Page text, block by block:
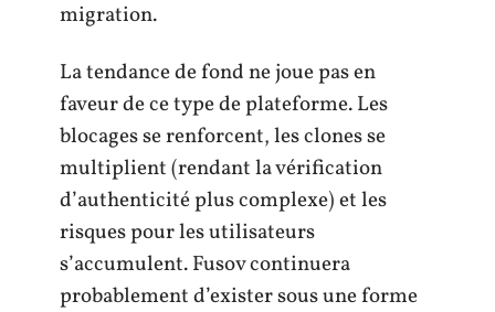
migration.
La tendance de fond ne joue pas en
faveur de ce type de plateforme. Les
blocages se renforcent, les clones se
multiplient (rendant la vérification
d’authenticité plus complexe) et les
risques pour les utilisateurs
s’accumulent. Fusov continuera
probablement d’exister sous une forme